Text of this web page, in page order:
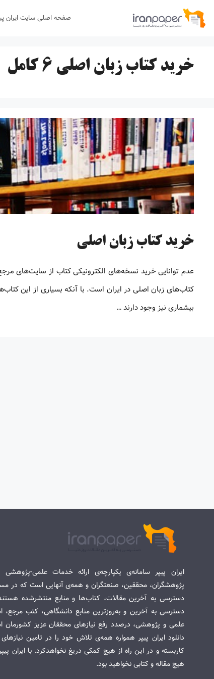
پرش
صفحه اصلی سایت ایران
خرید کتاب زبان اصلی ۶ کامل
خرید کتاب زبان اصلی
عدم توانایی خرید نسخه‌های الکترونیکی کتاب‌ از سایت‌های
کتاب‌های زبان اصلی در ایران است. با آنکه بسیاری از این
بیشماری نیز وجود دارند …
ایران پیپر سامانه‌ی یکپارچه‌ی ارائه خدمات علمی-پژوهشی
پژوهشگران، محققین، صنعتگران و همه‌ی آنهایی است که در
دسترسی به آخرین مقالات، کتاب‌ها و منابع منتشرشده هستند.
دسترسی به آخرین و به‌روزترین منابع دانشگاهی، کتب مرجع،
علمی و پژوهشی، درصدد رفع نیازهای محققان عزیز کشورمان
دانلود ایران پیپر همواره همه‌ی تلاش خود را در تامین
کاربسته و در این راه از هیچ کمکی دریغ نخواهدکرد. با ایران
هیچ مقاله و کتابی نخواهید بود.